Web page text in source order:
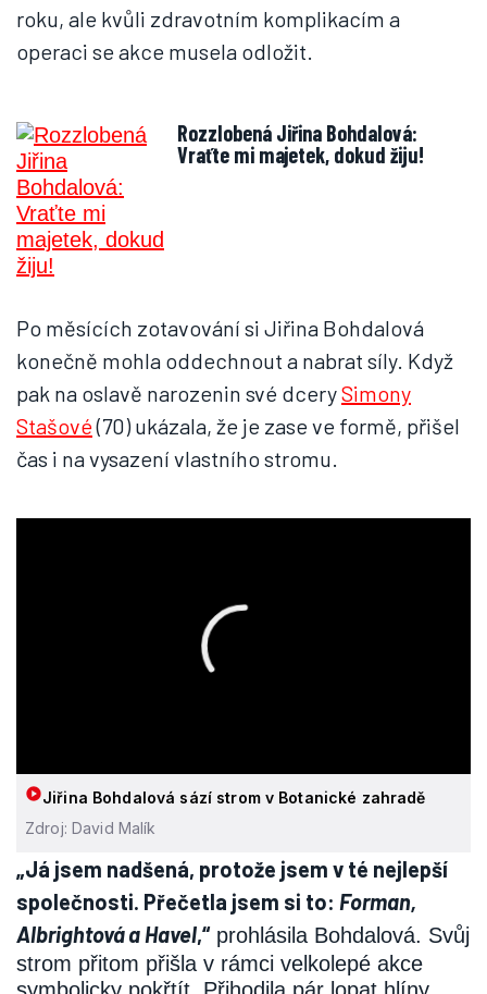
roku, ale kvůli zdravotním komplikacím a
operaci se akce musela odložit.
Rozzlobená Jiřina Bohdalová:
Vraťte mi majetek, dokud žiju!
Po měsících zotavování si Jiřina Bohdalová
konečně mohla oddechnout a nabrat síly. Když
pak na oslavě narozenin své dcerySimony
Stašové(70) ukázala, že je zase ve formě, přišel
čas i na vysazení vlastního stromu.
Jiřina Bohdalová sází strom v Botanické zahradě
Zdroj: David Malík
„Já jsem nadšená, protože jsem v té nejlepší
společnosti. Přečetla jsem si to: Forman,
Albrightová a Havel,“prohlásila Bohdalová. Svůj
strom přitom přišla v rámci velkolepé akce